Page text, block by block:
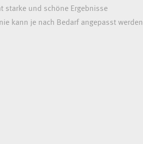
starke und schöne Ergebnisse
kann je nach Bedarf angepasst werden